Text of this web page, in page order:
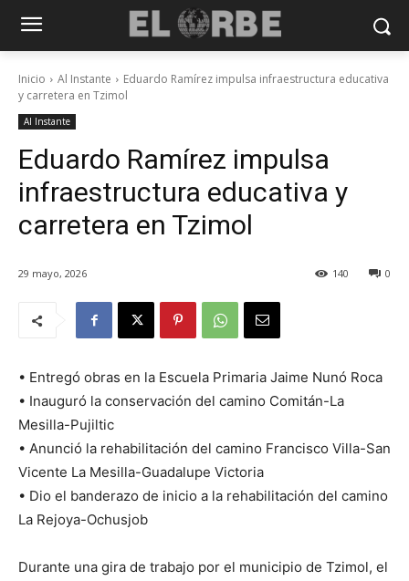
Inicio Al Instante
Eduardo Ramírez impulsa infraestructura educativa
y carretera en Tzimol
Al Instante
Eduardo Ramírez impulsa
infraestructura educativa y
carretera en Tzimol
29 mayo, 2026 0
140
• Entregó obras en la Escuela Primaria Jaime Nunó Roca
• Inauguró la conservación del camino Comitán-La
Mesilla-Pujiltic
• Anunció la rehabilitación del camino Francisco Villa-San
Vicente La Mesilla-Guadalupe Victoria
• Dio el banderazo de inicio a la rehabilitación del camino
La Rejoya-Ochusjob
Durante una gira de trabajo por el municipio de Tzimol, el